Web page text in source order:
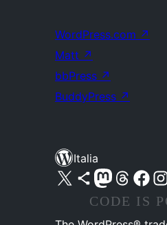
WordPress.com ↗
Matt ↗
bbPress ↗
BuddyPress ↗
Italia
Visita il nostro account X (ex Twitter)
Visita il nostro account Bluesky
Visita il nostro account
Visita il nostro account
Visita la
CODE IS